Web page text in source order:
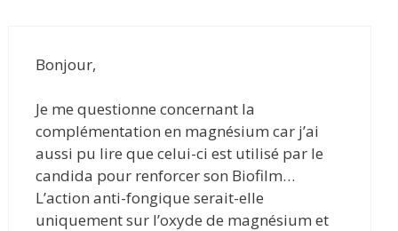
Bonjour,
Je me questionne concernant la
complémentation en magnésium car j’ai
aussi pu lire que celui-ci est utilisé par le
candida pour renforcer son Biofilm…
L’action anti-fongique serait-elle
uniquement sur l’oxyde de magnésium et